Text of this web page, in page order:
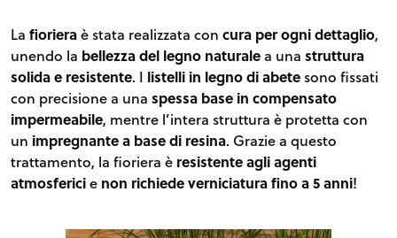
La fiorieraè stata realizzata con cura per ogni dettaglio,
unendo la bellezza del legno naturalea una struttura
solida e resistente. I listelli in legno di abetesono fissati
con precisione a una spessa base in compensato
impermeabile, mentre l’intera struttura è protetta con
un impregnante a base di resina. Grazie a questo
trattamento, la fioriera è resistente agli agenti
atmosfericie non richiede verniciatura fino a 5 anni!